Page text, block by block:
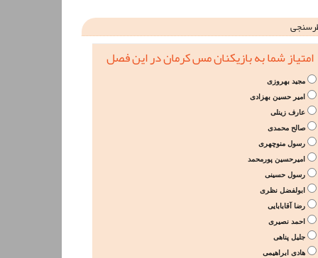
امتیاز شما به بازیکنان مس کرمان در این فصل
مجید بهروزی
امیر حسین بهزادی
عارف زینلی
صالح محمدی
رسول منوچهری
امیرحسین پورمحمد
رسول حسینی
ابولفضل نظری
رضا آقابابایی
احمد نصیری
جلیل پناهی
هادی ابراهیمی